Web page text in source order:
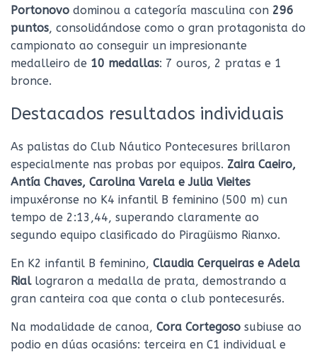
Portonovo dominou a categoría masculina con 296
puntos, consolidándose como o gran protagonista do
campionato ao conseguir un impresionante
medalleiro de 10 medallas: 7 ouros, 2 pratas e 1
bronce.
Destacados resultados individuais
As palistas do Club Náutico Pontecesures brillaron
especialmente nas probas por equipos. Zaira Caeiro,
Antía Chaves, Carolina Varela e Julia Vieites
impuxéronse no K4 infantil B feminino (500 m) cun
tempo de 2:13,44, superando claramente ao
segundo equipo clasificado do Piragüismo Rianxo.
En K2 infantil B feminino, Claudia Cerqueiras e Adela
Riallograron a medalla de prata, demostrando a
gran canteira coa que conta o club pontecesurés.
Na modalidade de canoa, Cora Cortegoso subiuse ao
podio en dúas ocasións: terceira en C1 individual e